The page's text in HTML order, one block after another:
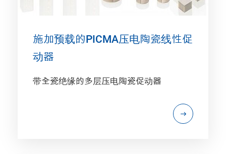
施加预载的PICMA压电陶瓷线性促
动器
带全瓷绝缘的多层压电陶瓷促动器